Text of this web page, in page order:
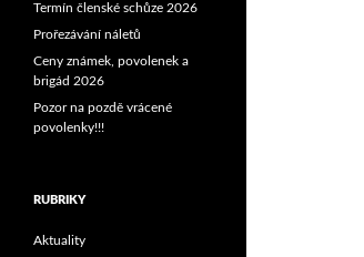
Termín členské schůze 2026
Prořezávání náletů
Ceny známek, povolenek a
brigád 2026
Pozor na pozdě vrácené
povolenky!!!
RUBRIKY
Aktuality